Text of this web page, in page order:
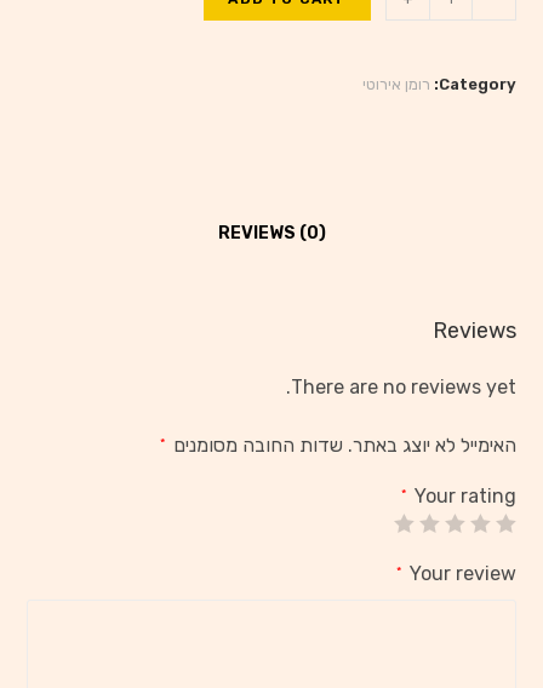
Category: רומן אירוטי
REVIEWS (0)
Reviews
There are no reviews yet.
האימייל לא יוצג באתר. שדות החובה מסומנים *
Your rating
*
Your review
*